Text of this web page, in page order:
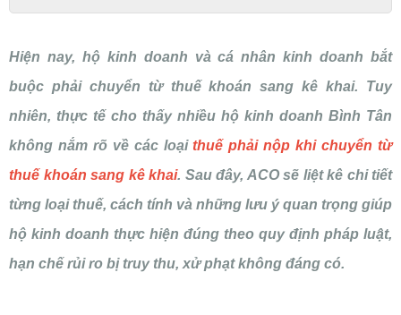
Hiện nay, hộ kinh doanh và cá nhân kinh doanh bắt
buộc phải chuyển từ thuế khoán sang kê khai. Tuy
nhiên, thực tế cho thấy nhiều hộ kinh doanh Bình Tân
không nắm rõ về các loạithuế phải nộp khi chuyển từ
thuế khoán sang kê khai. Sau đây, ACO sẽ liệt kê chi tiết
từng loại thuế, cách tính và những lưu ý quan trọng giúp
hộ kinh doanh thực hiện đúng theo quy định pháp luật,
hạn chế rủi ro bị truy thu, xử phạt không đáng có.